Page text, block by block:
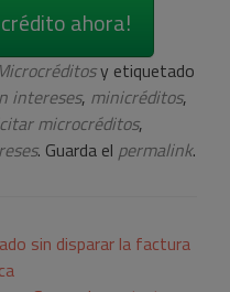
ahora!
y etiquetado
intereses, minicréditos,
microcréditos,
. Guarda el permalink.
sin disparar la factura